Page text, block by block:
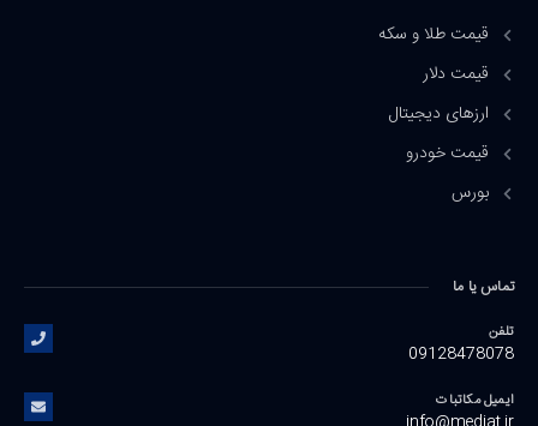
قیمت طلا و سکه
قیمت دلار
ارزهای دیجیتال
قیمت خودرو
بورس
تماس یا ما
تلفن
09128478078
ایمیل مکاتبات